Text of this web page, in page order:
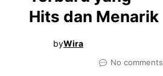
Hits dan Menarik
byWira
No comments